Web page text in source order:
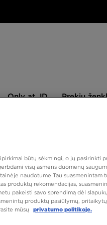
Only at JD Prekių
būtų sėkmingi, o jų pasirinkti
visų asmens duomenų
naudotume Tau suasmenintam
produktų rekomendacijas,
pakeisti savo sprendimą dėl
produktų pasiūlymų,
mūsų
privatumo politikoje.